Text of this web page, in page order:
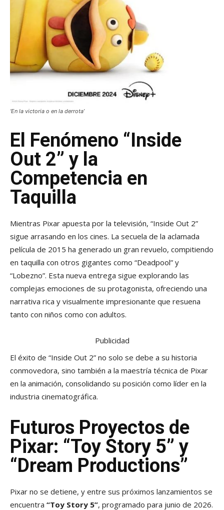
‘En la victoria o en la derrota’
El Fenómeno “Inside
Out 2” y la
Competencia en
Taquilla
Mientras Pixar apuesta por la televisión, “Inside Out 2”
sigue arrasando en los cines. La secuela de la aclamada
película de 2015 ha generado un gran revuelo, compitiendo
en taquilla con otros gigantes como “Deadpool” y
“Lobezno”. Esta nueva entrega sigue explorando las
complejas emociones de su protagonista, ofreciendo una
narrativa rica y visualmente impresionante que resuena
tanto con niños como con adultos.
Publicidad
El éxito de “Inside Out 2” no solo se debe a su historia
conmovedora, sino también a la maestría técnica de Pixar
en la animación, consolidando su posición como líder en la
industria cinematográfica.
Futuros Proyectos de
Pixar: “Toy Story 5” y
“Dream Productions”
Pixar no se detiene, y entre sus próximos lanzamientos se
encuentra “Toy Story 5”, programado para junio de 2026.